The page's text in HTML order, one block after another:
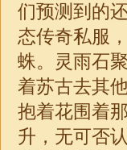
们预测到的
态传奇私服
蛛。灵雨石
着苏古去其
抱着花围着
升，无可否